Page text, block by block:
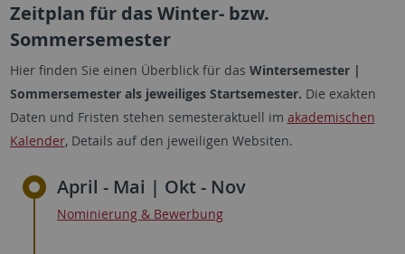
Zeitplan für das Winter- bzw.
Sommersemester
Hier finden Sie einen Überblick für das Wintersemester |
Sommersemester als jeweiliges Startsemester. Die exakten
Daten und Fristen stehen semesteraktuell im akademischen
Kalender, Details auf den jeweiligen Websiten.
April - Mai | Okt - Nov
Nominierung & Bewerbung